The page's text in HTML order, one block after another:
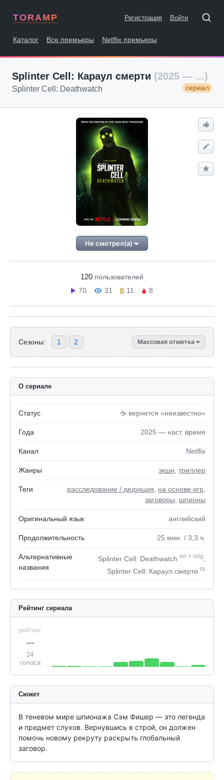
TORAMP Регистрация Войти
Каталог Все премьеры Netflix премьеры
Splinter Cell: Караул смерти (2025 — ...)
сериал
Splinter Cell: Deathwatch
Не смотрел(а)
120 пользователей
70
31 11 8
Сезоны: 1 2 Массовая отметка
О сериале
Статус ☕️ вернется «неизвестно»
Года 2025 — наст. время
Канал Netflix
Жанры экшн триллер
Теги расследование / дедукция на основе игр
заговоры
шпионы
Оригинальный язык английский
Продолжительность 25 мин. / 3,3 ч.
Альтернативные
названия
Splinter Cell: Deathwatch en + orig
Splinter Cell: Караул смерти ru
Рейтинг сериала
рейтинг
---
24
голоса
Сюжет
В теневом мире шпионажа Сэм Фишер — это легенда
и предмет слухов. Вернувшись в строй, он должен
помочь новому рекруту раскрыть глобальный
заговор.